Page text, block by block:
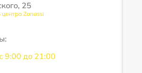
25
Zanussi
9:00 до 21:00